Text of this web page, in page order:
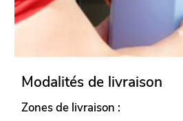
Modalités de livraison
Zones de livraison :